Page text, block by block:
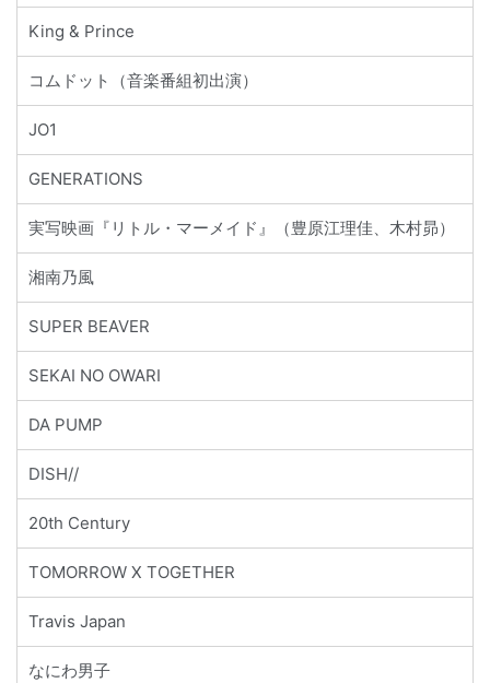
King & Prince
コムドット（音楽番組初出演）
JO1
GENERATIONS
実写映画『リトル・マーメイド』（豊原江理佳、木村昴）
湘南乃風
SUPER BEAVER
SEKAI NO OWARI
DA PUMP
DISH//
20th Century
TOMORROW X TOGETHER
Travis Japan
なにわ男子